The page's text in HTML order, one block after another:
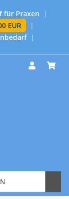
für Praxen
|
EUR
|
|